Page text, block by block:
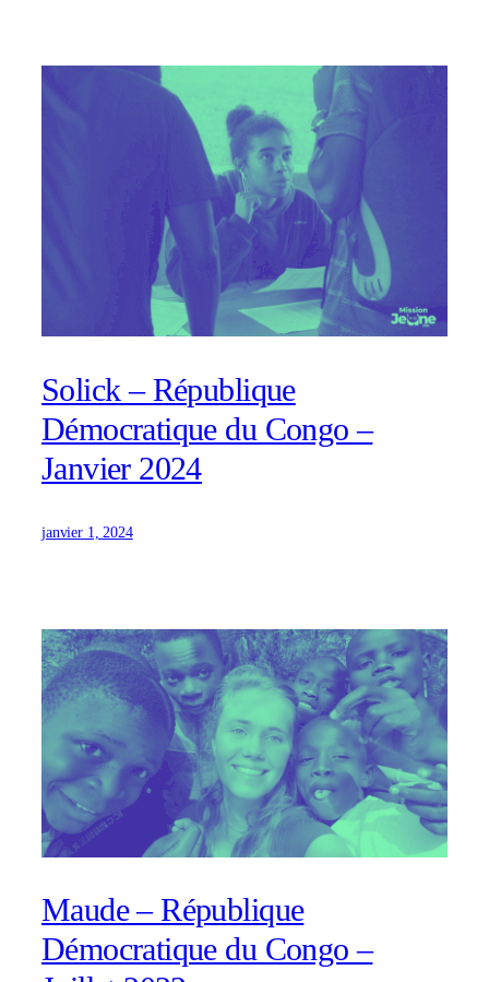
Solick – République
Démocratique du Congo –
Janvier 2024
janvier 1, 2024
Maude – République
Démocratique du Congo –